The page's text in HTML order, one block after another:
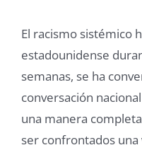
El racismo sistémico
estadounidense
semanas, se ha
conversación
una manera
ser confrontados una